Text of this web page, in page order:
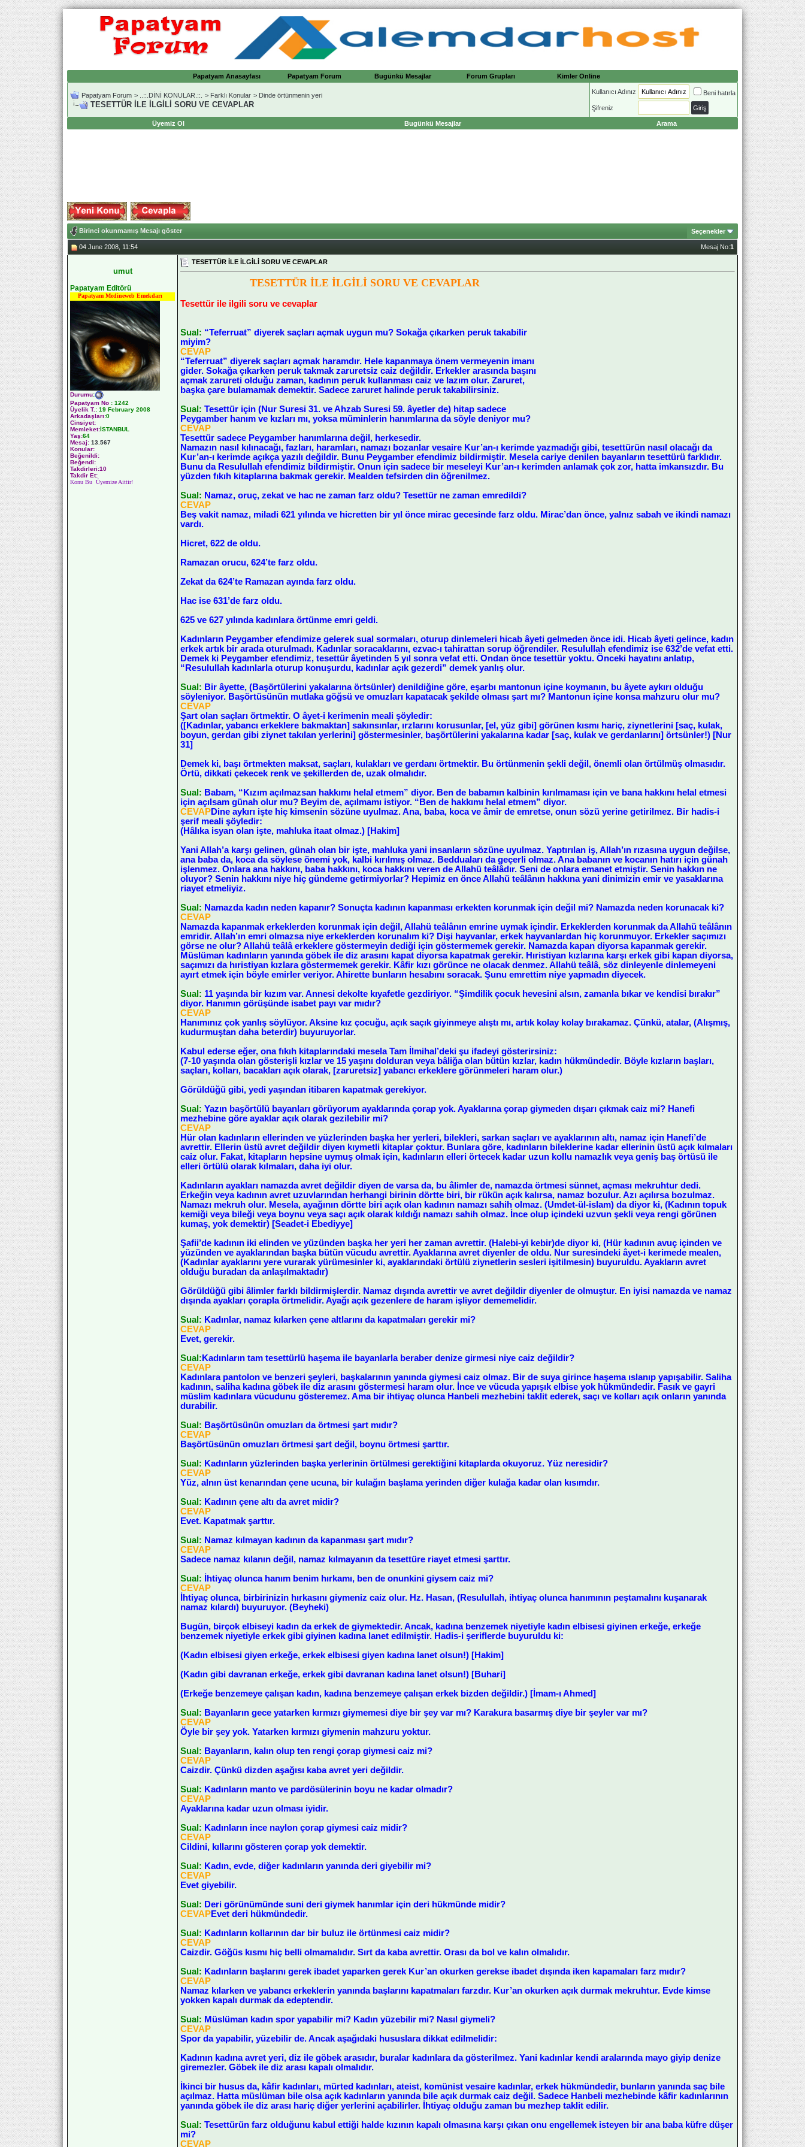
Papatyam Anasayfası Papatyam Forum Bugünkü Mesajlar Forum Grupları Kimler Online
Papatyam Forum > ..::.DİNİ KONULAR.::. > Farklı Konular > Dinde örtünmenin yeri
TESETTÜR İLE İLGİLİ SORU VE CEVAPLAR
Kullanıcı Adınız Beni hatırla
Şifreniz
Üyemiz Ol Bugünkü Mesajlar Arama
Birinci okunmamış Mesajı göster Seçenekler
04 June 2008, 11:54 Mesaj No:1
umut
Papatyam Editörü
Papatyam Medineweb Emekdarı
Durumu:
Papatyam No : 1242
Üyelik T.: 19 February 2008
Arkadaşları:0
Cinsiyet:
Memleket:İSTANBUL
Yaş:64
Mesaj: 13.567
Konular:
Beğenildi:
Beğendi:
Takdirleri:10
Takdir Et:
Konu Bu Üyemize Aittir!
TESETTÜR İLE İLGİLİ SORU VE CEVAPLAR
TESETTÜR İLE İLGİLİ SORU VE CEVAPLAR
Tesettür ile ilgili soru ve cevaplar
Sual: “Teferruat” diyerek saçları açmak uygun mu? Sokağa çıkarken peruk takabilir
miyim?
CEVAP
“Teferruat” diyerek saçları açmak haramdır. Hele kapanmaya önem vermeyenin imanı
gider. Sokağa çıkarken peruk takmak zaruretsiz caiz değildir. Erkekler arasında başını
açmak zarureti olduğu zaman, kadının peruk kullanması caiz ve lazım olur. Zaruret,
başka çare bulamamak demektir. Sadece zaruret halinde peruk takabilirsiniz.
Sual: Tesettür için (Nur Suresi 31. ve Ahzab Suresi 59. âyetler de) hitap sadece
Peygamber hanım ve kızları mı, yoksa müminlerin hanımlarına da söyle deniyor mu?
CEVAP
Tesettür sadece Peygamber hanımlarına değil, herkesedir.
Namazın nasıl kılınacağı, fazları, haramları, namazı bozanlar vesaire Kur’an-ı kerimde yazmadığı gibi, tesettürün nasıl olacağı da
Kur’an-ı kerimde açıkça yazılı değildir. Bunu Peygamber efendimiz bildirmiştir. Mesela cariye denilen bayanların tesettürü farklıdır.
Bunu da Resulullah efendimiz bildirmiştir. Onun için sadece bir meseleyi Kur’an-ı kerimden anlamak çok zor, hatta imkansızdır. Bu
yüzden fıkıh kitaplarına bakmak gerekir. Mealden tefsirden din öğrenilmez.
Sual: Namaz, oruç, zekat ve hac ne zaman farz oldu? Tesettür ne zaman emredildi?
CEVAP
Beş vakit namaz, miladi 621 yılında ve hicretten bir yıl önce mirac gecesinde farz oldu. Mirac’dan önce, yalnız sabah ve ikindi namazı
vardı.
Hicret, 622 de oldu.
Ramazan orucu, 624’te farz oldu.
Zekat da 624’te Ramazan ayında farz oldu.
Hac ise 631’de farz oldu.
625 ve 627 yılında kadınlara örtünme emri geldi.
Kadınların Peygamber efendimize gelerek sual sormaları, oturup dinlemeleri hicab âyeti gelmeden önce idi. Hicab âyeti gelince, kadın
erkek artık bir arada oturulmadı. Kadınlar soracaklarını, ezvac-ı tahirattan sorup öğrendiler. Resulullah efendimiz ise 632’de vefat etti.
Demek ki Peygamber efendimiz, tesettür âyetinden 5 yıl sonra vefat etti. Ondan önce tesettür yoktu. Önceki hayatını anlatıp,
“Resulullah kadınlarla oturup konuşurdu, kadınlar açık gezerdi” demek yanlış olur.
Sual: Bir âyette, (Başörtülerini yakalarına örtsünler) denildiğine göre, eşarbı mantonun içine koymanın, bu âyete aykırı olduğu
söyleniyor. Başörtüsünün mutlaka göğsü ve omuzları kapatacak şekilde olması şart mı? Mantonun içine konsa mahzuru olur mu?
CEVAP
Şart olan saçları örtmektir. O âyet-i kerimenin meali şöyledir:
([Kadınlar, yabancı erkeklere bakmaktan] sakınsınlar, ırzlarını korusunlar, [el, yüz gibi] görünen kısmı hariç, ziynetlerini [saç, kulak,
boyun, gerdan gibi ziynet takılan yerlerini] göstermesinler, başörtülerini yakalarına kadar [saç, kulak ve gerdanlarını] örtsünler!) [Nur
31]
Demek ki, başı örtmekten maksat, saçları, kulakları ve gerdanı örtmektir. Bu örtünmenin şekli değil, önemli olan örtülmüş olmasıdır.
Örtü, dikkati çekecek renk ve şekillerden de, uzak olmalıdır.
Sual: Babam, “Kızım açılmazsan hakkımı helal etmem” diyor. Ben de babamın kalbinin kırılmaması için ve bana hakkını helal etmesi
için açılsam günah olur mu? Beyim de, açılmamı istiyor. “Ben de hakkımı helal etmem” diyor.
CEVAPDine aykırı işte hiç kimsenin sözüne uyulmaz. Ana, baba, koca ve âmir de emretse, onun sözü yerine getirilmez. Bir hadis-i
şerif meali şöyledir:
(Hâlıka isyan olan işte, mahluka itaat olmaz.) [Hakim]
Yani Allah’a karşı gelinen, günah olan bir işte, mahluka yani insanların sözüne uyulmaz. Yaptırılan iş, Allah’ın rızasına uygun değilse,
ana baba da, koca da söylese önemi yok, kalbi kırılmış olmaz. Bedduaları da geçerli olmaz. Ana babanın ve kocanın hatırı için günah
işlenmez. Onlara ana hakkını, baba hakkını, koca hakkını veren de Allahü teâlâdır. Seni de onlara emanet etmiştir. Senin hakkın ne
oluyor? Senin hakkını niye hiç gündeme getirmiyorlar? Hepimiz en önce Allahü teâlânın hakkına yani dinimizin emir ve yasaklarına
riayet etmeliyiz.
Sual: Namazda kadın neden kapanır? Sonuçta kadının kapanması erkekten korunmak için değil mi? Namazda neden korunacak ki?
CEVAP
Namazda kapanmak erkeklerden korunmak için değil, Allahü teâlânın emrine uymak içindir. Erkeklerden korunmak da Allahü teâlânın
emridir. Allah’ın emri olmazsa niye erkeklerden korunalım ki? Dişi hayvanlar, erkek hayvanlardan hiç korunmuyor. Erkekler saçımızı
görse ne olur? Allahü teâlâ erkeklere göstermeyin dediği için göstermemek gerekir. Namazda kapan diyorsa kapanmak gerekir.
Müslüman kadınların yanında göbek ile diz arasını kapat diyorsa kapatmak gerekir. Hıristiyan kızlarına karşı erkek gibi kapan diyorsa,
saçımızı da hıristiyan kızlara göstermemek gerekir. Kâfir kızı görünce ne olacak denmez. Allahü teâlâ, söz dinleyenle dinlemeyeni
ayırt etmek için böyle emirler veriyor. Ahirette bunların hesabını soracak. Şunu emrettim niye yapmadın diyecek.
Sual: 11 yaşında bir kızım var. Annesi dekolte kıyafetle gezdiriyor. “Şimdilik çocuk hevesini alsın, zamanla bıkar ve kendisi bırakır”
diyor. Hanımın görüşünde isabet payı var mıdır?
CEVAP
Hanımınız çok yanlış söylüyor. Aksine kız çocuğu, açık saçık giyinmeye alıştı mı, artık kolay kolay bırakamaz. Çünkü, atalar, (Alışmış,
kudurmuştan daha beterdir) buyuruyorlar.
Kabul ederse eğer, ona fıkıh kitaplarındaki mesela Tam İlmihal’deki şu ifadeyi gösterirsiniz:
(7-10 yaşında olan gösterişli kızlar ve 15 yaşını dolduran veya bâliğa olan bütün kızlar, kadın hükmündedir. Böyle kızların başları,
saçları, kolları, bacakları açık olarak, [zaruretsiz] yabancı erkeklere görünmeleri haram olur.)
Görüldüğü gibi, yedi yaşından itibaren kapatmak gerekiyor.
Sual: Yazın başörtülü bayanları görüyorum ayaklarında çorap yok. Ayaklarına çorap giymeden dışarı çıkmak caiz mi? Hanefi
mezhebine göre ayaklar açık olarak gezilebilir mi?
CEVAP
Hür olan kadınların ellerinden ve yüzlerinden başka her yerleri, bilekleri, sarkan saçları ve ayaklarının altı, namaz için Hanefi’de
avrettir. Ellerin üstü avret değildir diyen kıymetli kitaplar çoktur. Bunlara göre, kadınların bileklerine kadar ellerinin üstü açık kılmaları
caiz olur. Fakat, kitapların hepsine uymuş olmak için, kadınların elleri örtecek kadar uzun kollu namazlık veya geniş baş örtüsü ile
elleri örtülü olarak kılmaları, daha iyi olur.
Kadınların ayakları namazda avret değildir diyen de varsa da, bu âlimler de, namazda örtmesi sünnet, açması mekruhtur dedi.
Erkeğin veya kadının avret uzuvlarından herhangi birinin dörtte biri, bir rükün açık kalırsa, namaz bozulur. Azı açılırsa bozulmaz.
Namazı mekruh olur. Mesela, ayağının dörtte biri açık olan kadının namazı sahih olmaz. (Umdet-ül-islam) da diyor ki, (Kadının topuk
kemiği veya bileği veya boynu veya saçı açık olarak kıldığı namazı sahih olmaz. İnce olup içindeki uzvun şekli veya rengi görünen
kumaş, yok demektir) [Seadet-i Ebediyye]
Şafii’de kadının iki elinden ve yüzünden başka her yeri her zaman avrettir. (Halebi-yi kebir)de diyor ki, (Hür kadının avuç içinden ve
yüzünden ve ayaklarından başka bütün vücudu avrettir. Ayaklarına avret diyenler de oldu. Nur suresindeki âyet-i kerimede mealen,
(Kadınlar ayaklarını yere vurarak yürümesinler ki, ayaklarındaki örtülü ziynetlerin sesleri işitilmesin) buyuruldu. Ayakların avret
olduğu buradan da anlaşılmaktadır)
Görüldüğü gibi âlimler farklı bildirmişlerdir. Namaz dışında avrettir ve avret değildir diyenler de olmuştur. En iyisi namazda ve namaz
dışında ayakları çorapla örtmelidir. Ayağı açık gezenlere de haram işliyor dememelidir.
Sual: Kadınlar, namaz kılarken çene altlarını da kapatmaları gerekir mi?
CEVAP
Evet, gerekir.
Sual: Kadınların tam tesettürlü haşema ile bayanlarla beraber denize girmesi niye caiz değildir?
CEVAP
Kadınlara pantolon ve benzeri şeyleri, başkalarının yanında giymesi caiz olmaz. Bir de suya girince haşema ıslanıp yapışabilir. Saliha
kadının, saliha kadına göbek ile diz arasını göstermesi haram olur. İnce ve vücuda yapışık elbise yok hükmündedir. Fasık ve gayri
müslim kadınlara vücudunu gösteremez. Ama bir ihtiyaç olunca Hanbeli mezhebini taklit ederek, saçı ve kolları açık onların yanında
durabilir.
Sual: Başörtüsünün omuzları da örtmesi şart mıdır?
CEVAP
Başörtüsünün omuzları örtmesi şart değil, boynu örtmesi şarttır.
Sual: Kadınların yüzlerinden başka yerlerinin örtülmesi gerektiğini kitaplarda okuyoruz. Yüz neresidir?
CEVAP
Yüz, alnın üst kenarından çene ucuna, bir kulağın başlama yerinden diğer kulağa kadar olan kısımdır.
Sual: Kadının çene altı da avret midir?
CEVAP
Evet. Kapatmak şarttır.
Sual: Namaz kılmayan kadının da kapanması şart mıdır?
CEVAP
Sadece namaz kılanın değil, namaz kılmayanın da tesettüre riayet etmesi şarttır.
Sual:
İhtiyaç olunca hanım benim hırkamı, ben de onunkini giysem caiz mi?
CEVAP
İhtiyaç olunca, birbirinizin hırkasını giymeniz caiz olur. Hz. Hasan, (Resulullah, ihtiyaç olunca hanımının peştamalını kuşanarak
namaz kılardı) buyuruyor. (Beyheki)
Bugün, birçok elbiseyi kadın da erkek de giymektedir. Ancak, kadına benzemek niyetiyle kadın elbisesi giyinen erkeğe, erkeğe
benzemek niyetiyle erkek gibi giyinen kadına lanet edilmiştir. Hadis-i şeriflerde buyuruldu ki:
(Kadın elbisesi giyen erkeğe, erkek elbisesi giyen kadına lanet olsun!) [Hakim]
(Kadın gibi davranan erkeğe, erkek gibi davranan kadına lanet olsun!) [Buhari]
(Erkeğe benzemeye çalışan kadın, kadına benzemeye çalışan erkek bizden değildir.) [İmam-ı Ahmed]
Sual: Bayanların gece yatarken kırmızı giymemesi diye bir şey var mı? Karakura basarmış diye bir şeyler var mı?
CEVAP
Öyle bir şey yok. Yatarken kırmızı giymenin mahzuru yoktur.
Sual: Bayanların, kalın olup ten rengi çorap giymesi caiz mi?
CEVAP
Caizdir. Çünkü dizden aşağısı kaba avret yeri değildir.
Sual: Kadınların manto ve pardösülerinin boyu ne kadar olmadır?
CEVAP
Ayaklarına kadar uzun olması iyidir.
Sual: Kadınların ince naylon çorap giymesi caiz midir?
CEVAP
Cildini, kıllarını gösteren çorap yok demektir.
Sual: Kadın, evde, diğer kadınların yanında deri giyebilir mi?
CEVAP
Evet giyebilir.
Sual: Deri görünümünde suni deri giymek hanımlar için deri hükmünde midir?
CEVAPEvet deri hükmündedir.
Sual: Kadınların kollarının dar bir buluz ile örtünmesi caiz midir?
CEVAP
Caizdir. Göğüs kısmı hiç belli olmamalıdır. Sırt da kaba avrettir. Orası da bol ve kalın olmalıdır.
Sual: Kadınların başlarını gerek ibadet yaparken gerek Kur’an okurken gerekse ibadet dışında iken kapamaları farz mıdır?
CEVAP
Namaz kılarken ve yabancı erkeklerin yanında başlarını kapatmaları farzdır. Kur’an okurken açık durmak mekruhtur. Evde kimse
yokken kapalı durmak da edeptendir.
Sual: Müslüman kadın spor yapabilir mi? Kadın yüzebilir mi? Nasıl giymeli?
CEVAP
Spor da yapabilir, yüzebilir de. Ancak aşağıdaki hususlara dikkat edilmelidir:
Kadının kadına avret yeri, diz ile göbek arasıdır, buralar kadınlara da gösterilmez. Yani kadınlar kendi aralarında mayo giyip denize
giremezler. Göbek ile diz arası kapalı olmalıdır.
İkinci bir husus da, kâfir kadınları, mürted kadınları, ateist, komünist vesaire kadınlar, erkek hükmündedir, bunların yanında saç bile
açılmaz. Hatta müslüman bile olsa açık kadınların yanında bile açık durmak caiz değil. Sadece Hanbeli mezhebinde kâfir kadınlarının
yanında göbek ile diz arası hariç diğer yerlerini açabilirler. İhtiyaç olduğu zaman bu mezhep taklit edilir.
Sual: Tesettürün farz olduğunu kabul ettiği halde kızının kapalı olmasına karşı çıkan onu engellemek isteyen bir ana baba küfre düşer
mi?
CEVAP